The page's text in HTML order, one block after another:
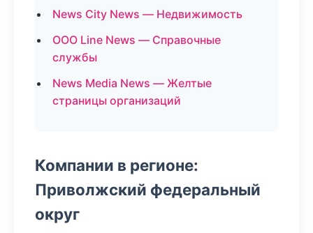
News City News — Недвижимость
ООО Line News — Справочные
службы
News Media News — Желтые
страницы организаций
Компании в регионе:
Приволжский федеральный
округ